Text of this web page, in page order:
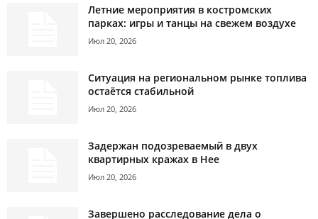
Летние мероприятия в костромских
парках: игры и танцы на свежем воздухе
Июл 20, 2026
Ситуация на региональном рынке топлива
остаётся стабильной
Июл 20, 2026
Задержан подозреваемый в двух
квартирных кражах в Нее
Июл 20, 2026
Завершено расследование дела о